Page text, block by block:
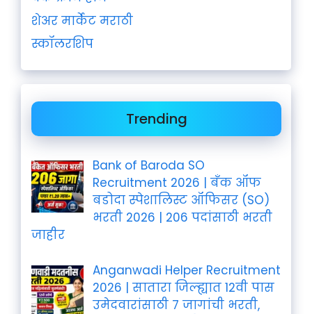
शेअर मार्केट मराठी
स्कॉलरशिप
Trending
Bank of Baroda SO
Recruitment 2026 | बँक ऑफ
बडोदा स्पेशालिस्ट ऑफिसर (SO)
भरती 2026 | 206 पदांसाठी भरती
जाहीर
Anganwadi Helper Recruitment
2026 | सातारा जिल्ह्यात 12वी पास
उमेदवारांसाठी 7 जागांची भरती,